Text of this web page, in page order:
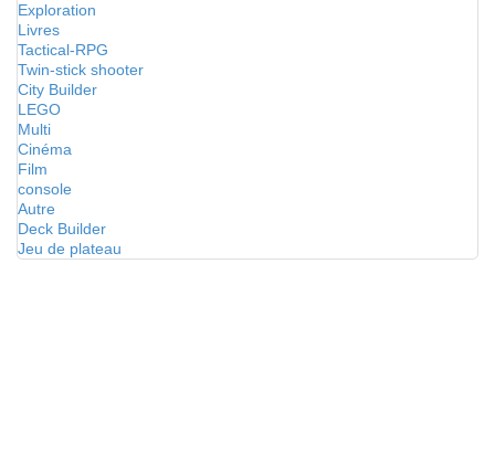
Exploration
Livres
Tactical-RPG
Twin-stick shooter
City Builder
LEGO
Multi
Cinéma
Film
console
Autre
Deck Builder
Jeu de plateau